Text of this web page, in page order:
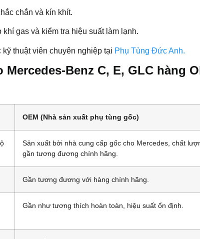
chắn và kín khít.
gas và kiểm tra hiệu suất làm lạnh.
thuật viên chuyên nghiệp tại Phụ Tùng Đức Anh.
Benz C, E, GLC hàng
OEM (Nhà sản xuất phụ tùng gốc)
Sản xuất bởi nhà cung cấp gốc cho Mercedes, chất
gần tương đương chính hãng.
Gần tương đương với hàng chính hãng.
Gần như tương thích hoàn toàn, hiệu suất ổn định.